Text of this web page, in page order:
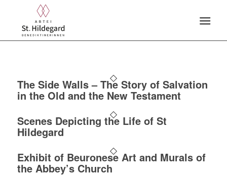
The Side Walls – The Story of Salvation
in the Old and the New Testament
Scenes Depicting the Life of St
Hildegard
Exhibit of Beuronese Art and Murals of
the Abbey’s Church